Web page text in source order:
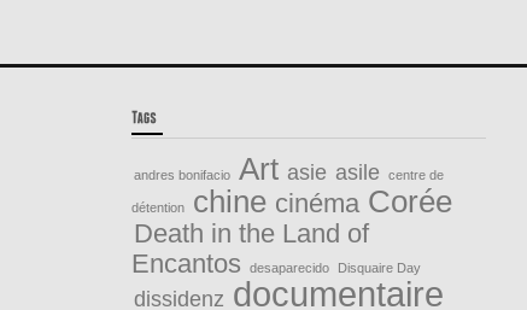
andres bonifacio Art asie asile centre de
détention chine cinéma Corée
Death in the Land of
Encantos
desaparecido Disquaire Day
dissidenz documentaire